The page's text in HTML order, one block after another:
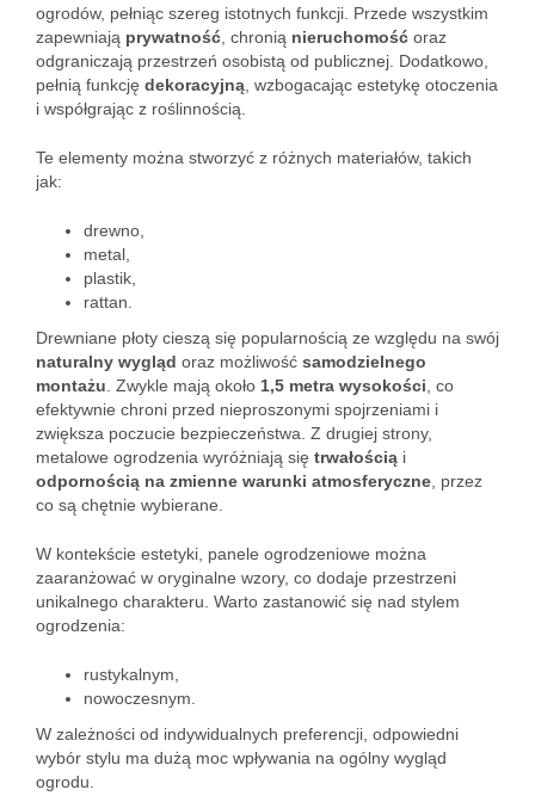
ogrodów, pełniąc szereg istotnych funkcji. Przede wszystkim
zapewniają prywatność , chronią nieruchomość oraz
odgraniczają przestrzeń osobistą od publicznej. Dodatkowo,
pełnią funkcję dekoracyjną , wzbogacając estetykę otoczenia
i współgrając z roślinnością.
Te elementy można stworzyć z różnych materiałów, takich
jak:
drewno,
metal,
plastik,
rattan.
Drewniane płoty cieszą się popularnością ze względu na swój
naturalny wygląd oraz możliwość samodzielnego
montażu . Zwykle mają około 1,5 metra wysokości , co
efektywnie chroni przed nieproszonymi spojrzeniami i
zwiększa poczucie bezpieczeństwa. Z drugiej strony,
metalowe ogrodzenia wyróżniają się trwałością i
odpornością na zmienne warunki atmosferyczne , przez
co są chętnie wybierane.
W kontekście estetyki, panele ogrodzeniowe można
zaaranżować w oryginalne wzory, co dodaje przestrzeni
unikalnego charakteru. Warto zastanowić się nad stylem
ogrodzenia:
rustykalnym,
nowoczesnym.
W zależności od indywidualnych preferencji, odpowiedni
wybór stylu ma dużą moc wpływania na ogólny wygląd
ogrodu.